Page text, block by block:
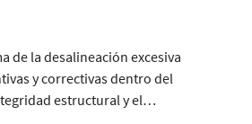
de la desalineación excesiva
y correctivas dentro del
estructural y el